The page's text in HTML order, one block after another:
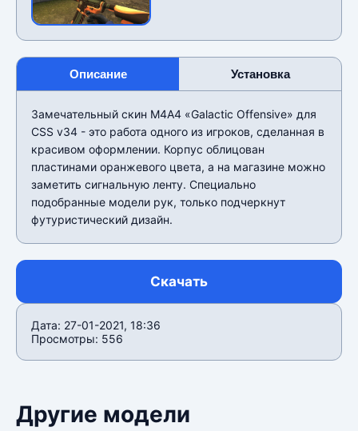
Описание Установка
Замечательный скин М4А4 «Galactic Offensive» для
CSS v34 - это работа одного из игроков, сделанная в
красивом оформлении. Корпус облицован
пластинами оранжевого цвета, а на магазине можно
заметить сигнальную ленту. Специально
подобранные модели рук, только подчеркнут
футуристический дизайн.
Скачать
Дата: 27-01-2021, 18:36
Просмотры: 556
Другие модели